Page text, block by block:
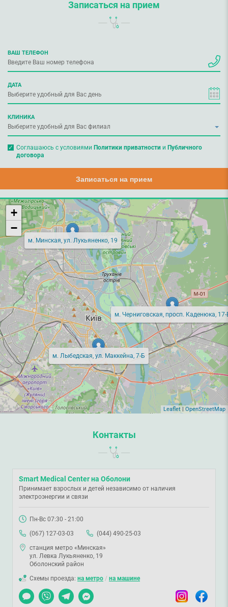
Записаться на прием
ВАШ ТЕЛЕФОН
ДАТА
КЛИНИКА
Соглашаюсь с условиями Политики приватностии Публичного
договора
Записаться на прием
м. Минская, ул. Лукьяненко, 19
м. Лыбедская, ул. Маккейна, 7-Б
м. Черниговская, просп. Каденюка, 17-
+
−
Leaflet| OpenStreetMap
Контакты
Smart Medical Center на Оболони
Принимает взрослых и детей независимо от наличия
электроэнергии и связи
Пн-Вс 07:30 - 21:00
(067) 127-03-03
(044) 490-25-03
станция метро «Минская»
ул. Левка Лукьяненко, 19
Оболонский район
Схемы проезда: на метро / на машине
Чат
Viber TelegramMessenger InstagramFacebook